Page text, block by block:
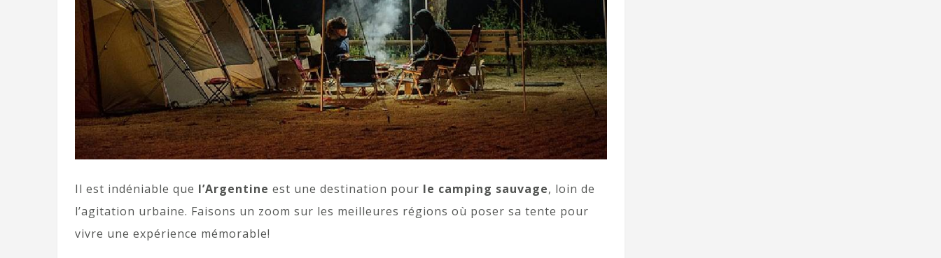
Il est indéniable que l’Argentine est une destination pour le camping sauvage, loin de
l’agitation urbaine. Faisons un zoom sur les meilleures régions où poser sa tente pour
vivre une expérience mémorable!